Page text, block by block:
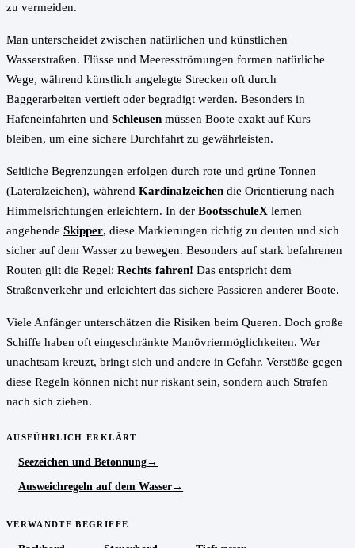
zu vermeiden.
Man unterscheidet zwischen natürlichen und künstlichen
Wasserstraßen. Flüsse und Meeresströmungen formen natürliche
Wege, während künstlich angelegte Strecken oft durch
Baggerarbeiten vertieft oder begradigt werden. Besonders in
Hafeneinfahrten und Schleusen müssen Boote exakt auf Kurs
bleiben, um eine sichere Durchfahrt zu gewährleisten.
Seitliche Begrenzungen erfolgen durch rote und grüne Tonnen
(Lateralzeichen), während Kardinalzeichen die Orientierung nach
Himmelsrichtungen erleichtern. In der BootsschuleX lernen
angehende Skipper, diese Markierungen richtig zu deuten und sich
sicher auf dem Wasser zu bewegen. Besonders auf stark befahrenen
Routen gilt die Regel: Rechts fahren! Das entspricht dem
Straßenverkehr und erleichtert das sichere Passieren anderer Boote.
Viele Anfänger unterschätzen die Risiken beim Queren. Doch große
Schiffe haben oft eingeschränkte Manövriermöglichkeiten. Wer
unachtsam kreuzt, bringt sich und andere in Gefahr. Verstöße gegen
diese Regeln können nicht nur riskant sein, sondern auch Strafen
nach sich ziehen.
AUSFÜHRLICH ERKLÄRT
Seezeichen und Betonnung
Ausweichregeln auf dem Wasser
VERWANDTE BEGRIFFE